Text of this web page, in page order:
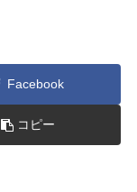
Facebook
コピー